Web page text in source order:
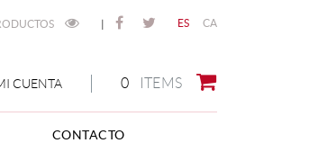
ES CA
|
0 ITEMS
CUENTA
CONTACTO